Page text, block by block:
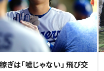
ぎは「嘘じゃない」 飛び交